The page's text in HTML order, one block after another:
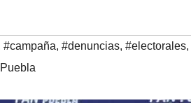
#campaña, #denuncias, #electorales,